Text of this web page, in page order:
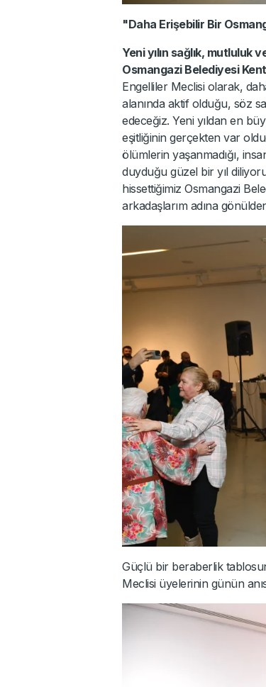
"Daha Erişebilir Bir
Yeni yılın sağlık,
Osmangazi Belediyesi
Engelliler Meclisi olarak,
alanında aktif olduğu, söz
edeceğiz. Yeni yıldan en
eşitliğinin gerçekten var
ölümlerin yaşanmadığı,
duyduğu güzel bir yıl
hissettiğimiz Osmangazi
arkadaşlarım adına
Güçlü bir beraberlik
Meclisi üyelerinin günün